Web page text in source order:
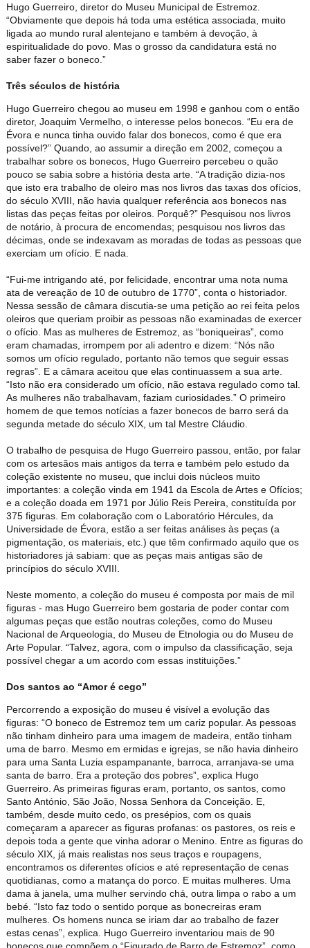
Hugo Guerreiro, diretor do Museu Municipal de Estremoz.
“Obviamente que depois há toda uma estética associada, muito
ligada ao mundo rural alentejano e também à devoção, à
espiritualidade do povo. Mas o grosso da candidatura está no
saber fazer o boneco.”
Três séculos de história
Hugo Guerreiro chegou ao museu em 1998 e ganhou com o então
diretor, Joaquim Vermelho, o interesse pelos bonecos. “Eu era de
Évora e nunca tinha ouvido falar dos bonecos, como é que era
possível?” Quando, ao assumir a direção em 2002, começou a
trabalhar sobre os bonecos, Hugo Guerreiro percebeu o quão
pouco se sabia sobre a história desta arte. “A tradição dizia-nos
que isto era trabalho de oleiro mas nos livros das taxas dos ofícios,
do século XVIII, não havia qualquer referência aos bonecos nas
listas das peças feitas por oleiros. Porquê?” Pesquisou nos livros
de notário, à procura de encomendas; pesquisou nos livros das
décimas, onde se indexavam as moradas de todas as pessoas que
exerciam um ofício. E nada.
“Fui-me intrigando até, por felicidade, encontrar uma nota numa
ata de vereação de 10 de outubro de 1770”, conta o historiador.
Nessa sessão de câmara discutia-se uma petição ao rei feita pelos
oleiros que queriam proibir as pessoas não examinadas de exercer
o ofício. Mas as mulheres de Estremoz, as “boniqueiras”, como
eram chamadas, irrompem por ali adentro e dizem: “Nós não
somos um ofício regulado, portanto não temos que seguir essas
regras”. E a câmara aceitou que elas continuassem a sua arte.
“Isto não era considerado um ofício, não estava regulado como tal.
As mulheres não trabalhavam, faziam curiosidades.” O primeiro
homem de que temos notícias a fazer bonecos de barro será da
segunda metade do século XIX, um tal Mestre Cláudio.
O trabalho de pesquisa de Hugo Guerreiro passou, então, por falar
com os artesãos mais antigos da terra e também pelo estudo da
coleção existente no museu, que inclui dois núcleos muito
importantes: a coleção vinda em 1941 da Escola de Artes e Ofícios;
e a coleção doada em 1971 por Júlio Reis Pereira, constituída por
375 figuras. Em colaboração com o Laboratório Hércules, da
Universidade de Évora, estão a ser feitas análises às peças (a
pigmentação, os materiais, etc.) que têm confirmado aquilo que os
historiadores já sabiam: que as peças mais antigas são de
princípios do século XVIII.
Neste momento, a coleção do museu é composta por mais de mil
figuras - mas Hugo Guerreiro bem gostaria de poder contar com
algumas peças que estão noutras coleções, como do Museu
Nacional de Arqueologia, do Museu de Etnologia ou do Museu de
Arte Popular. “Talvez, agora, com o impulso da classificação, seja
possível chegar a um acordo com essas instituições.”
Dos santos ao “Amor é cego”
Percorrendo a exposição do museu é visível a evolução das
figuras: “O boneco de Estremoz tem um cariz popular. As pessoas
não tinham dinheiro para uma imagem de madeira, então tinham
uma de barro. Mesmo em ermidas e igrejas, se não havia dinheiro
para uma Santa Luzia espampanante, barroca, arranjava-se uma
santa de barro. Era a proteção dos pobres”, explica Hugo
Guerreiro. As primeiras figuras eram, portanto, os santos, como
Santo António, São João, Nossa Senhora da Conceição. E,
também, desde muito cedo, os presépios, com os quais
começaram a aparecer as figuras profanas: os pastores, os reis e
depois toda a gente que vinha adorar o Menino. Entre as figuras do
século XIX, já mais realistas nos seus traços e roupagens,
encontramos os diferentes ofícios e até representação de cenas
quotidianas, como a matança do porco. E muitas mulheres. Uma
dama à janela, uma mulher servindo chá, outra limpa o rabo a um
bebé. “Isto faz todo o sentido porque as bonecreiras eram
mulheres. Os homens nunca se iriam dar ao trabalho de fazer
estas cenas”, explica. Hugo Guerreiro inventariou mais de 90